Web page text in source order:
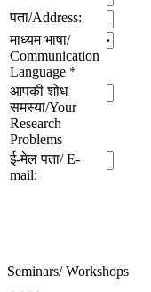
पता/Address:
माध्यम भाषा/
Communication
Language *
आपकी शोध
समस्या/Your
Research
Problems
ई-मेल पता/ E-
mail:
Seminars/ Workshops
++++